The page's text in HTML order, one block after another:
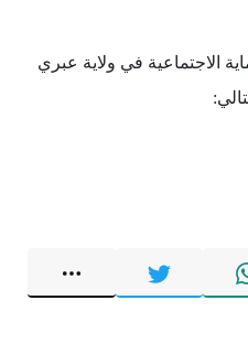
الاجتماعية في ولاية عبري